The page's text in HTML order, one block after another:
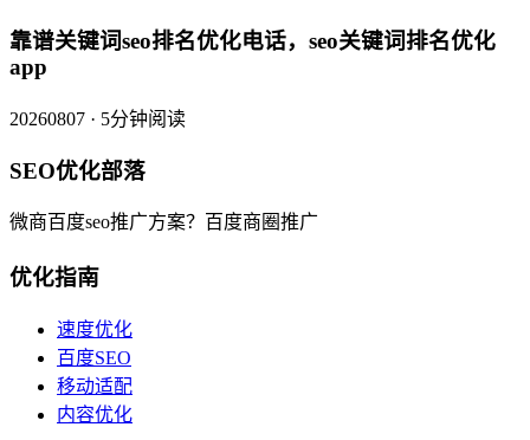
靠谱关键词seo排名优化电话，seo关键词排名优化
app
20260807 · 5分钟阅读
SEO优化部落
微商百度seo推广方案？百度商圈推广
优化指南
速度优化
百度SEO
移动适配
内容优化